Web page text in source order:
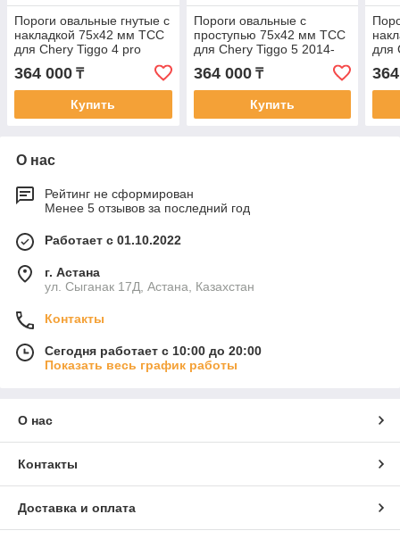
Пороги овальные гнутые с
накладкой 75х42 мм ТСС
для Chery Tiggo 4 pro
364 000 ₸
Купить
Пороги овальные с
проступью 75х42 мм ТСС
для Chery Tiggo 5 2014-
364 000₸
Купить
для
О нас
Рейтинг не сформирован
Менее 5 отзывов за последний год
Работает с 01.10.2022
г. Астана
ул. Сыганак 17Д, Астана, Казахстан
Контакты
Сегодня работает с 10:00 до 20:00
Показать весь график работы
О нас
Контакты
Доставка и оплата